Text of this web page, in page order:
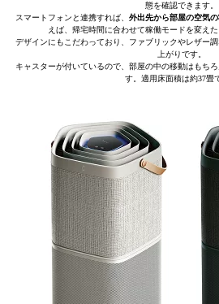
態を確認できます。
スマートフォンと連携すれば、 外出先から部屋の空気
えば、帰宅時間に合わせて稼働モードを変え
デザインにもこだわっており、ファブリックやレザー
上がりです。
キャスターが付いているので、部屋の中の移動はもち
す。適用床面積は約37畳